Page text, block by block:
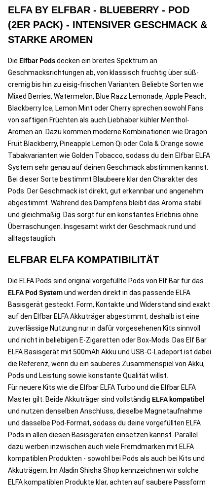
ELFA BY ELFBAR - BLUEBERRY - POD
(2ER PACK) - INTENSIVER GESCHMACK &
STARKE AROMEN
Die Elfbar Podsdecken ein breites Spektrum an
Geschmacksrichtungen ab, von klassisch fruchtig über süß-
cremig bis hin zu eisig-frischen Varianten. Beliebte Sorten wie
Mixed Berries, Watermelon, Blue Razz Lemonade, Apple Peach,
Blackberry Ice, Lemon Mint oder Cherry sprechen sowohl Fans
von saftigen Früchten als auch Liebhaber kühler Menthol-
Aromen an. Dazu kommen moderne Kombinationen wie Dragon
Fruit Blackberry, Pineapple Lemon Qi oder Cola & Orange sowie
Tabakvarianten wie Golden Tobacco, sodass du dein Elfbar ELFA
System sehr genau auf deinen Geschmack abstimmen kannst.
Bei dieser Sorte bestimmt Blaubeere klar den Charakter des
Pods. Der Geschmack ist direkt, gut erkennbar und angenehm
abgestimmt. Während des Dampfens bleibt das Aroma stabil
und gleichmäßig. Das sorgt für ein konstantes Erlebnis ohne
Überraschungen. Insgesamt wirkt der Geschmack rund und
alltagstauglich.
ELFBAR ELFA KOMPATIBILITÄT
Die ELFA Pods sind original vorgefüllte Pods von Elf Bar für das
ELFA Pod Systemund werden direkt in das passende ELFA
Basisgerät gesteckt. Form, Kontakte und Widerstand sind exakt
auf den Elfbar ELFA Akkuträger abgestimmt, deshalb ist eine
zuverlässige Nutzung nur in dafür vorgesehenen Kits sinnvoll
und nicht in beliebigen E-Zigaretten oder Box-Mods. Das Elf Bar
ELFA Basisgerät mit 500mAh Akku und USB-C-Ladeport ist dabei
die Referenz, wenn du ein sauberes Zusammenspiel von Akku,
Pods und Leistung sowie konstante Qualität willst.
Für neuere Kits wie die Elfbar ELFA Turbo und die Elfbar ELFA
Master gilt: Beide Akkuträger sind vollständig ELFA kompatibel
und nutzen denselben Anschluss, dieselbe Magnetaufnahme
und dasselbe Pod-Format, sodass du deine vorgefüllten ELFA
Pods in allen diesen Basisgeräten einsetzen kannst. Parallel
dazu werben inzwischen auch viele Fremdmarken mit ELFA
kompatiblen Produkten - sowohl bei Pods als auch bei Kits und
Akkuträgern. Im Aladin Shisha Shop kennzeichnen wir solche
ELFA kompatiblen Produkte klar, achten auf saubere Passform